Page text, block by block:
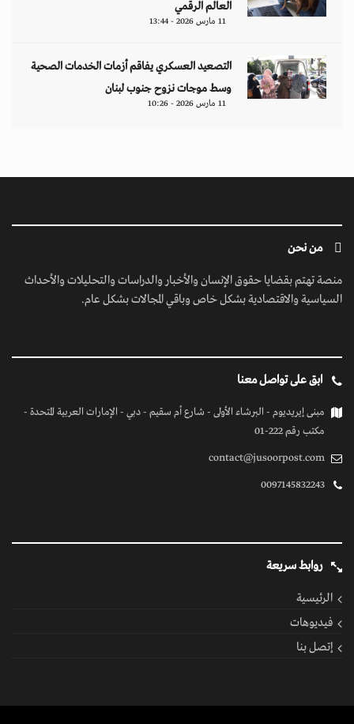
العالم الرقمي
11 مارس 2026 - 13:44
التصعيد العسكري يفاقم أزمات الخدمات الصحية
وسط موجات نزوح جنوب لبنان
11 مارس 2026 - 10:26
من نحن
منصة تهتم بقضايا حقوق الإنسان والأخبار والدراسات والتحليلات والأحداث
السياسية والاقتصادية بشكل خاص وباقي المجالات بشكل عام.
ابق على تواصل معنا
مبنى إيريديوم - البرشاء الأولى - شارع أم سقيم - دبي - الإمارات العربية المتحدة -
مكتب رقم 222-01
contact@jusoorpost.com
0097145832243
روابط سريعة
الرئيسية
فيديوهات
إتصل بنا